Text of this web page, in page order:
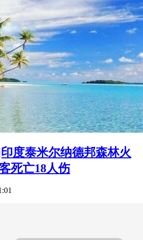
度泰米尔纳德邦森林火
死亡18人伤